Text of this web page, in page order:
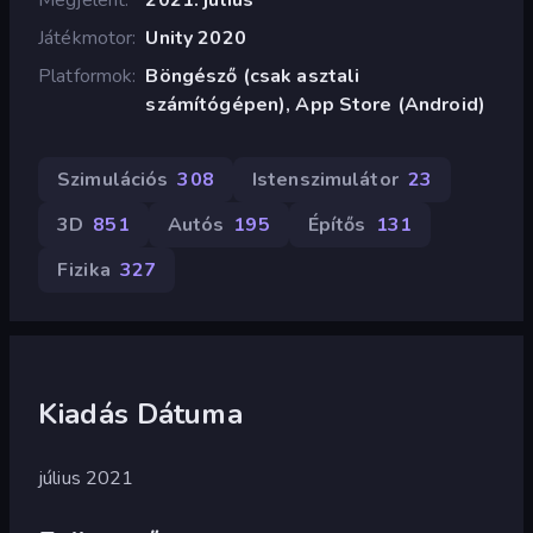
Játékmotor Unity 2020
Platformok Böngésző (csak asztali
számítógépen), App Store (Android)
Szimulációs 308 Istenszimulátor 23
3D 851 Autós 195 Építős 131
Fizika 327
Kiadás Dátuma
július 2021